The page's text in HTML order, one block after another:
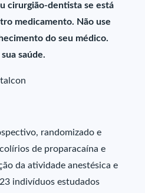
cirurgião-dentista se está
medicamento. Não use
do seu médico.
saúde.
randomizado e
de proparacaína e
da atividade anestésica e
indivíduos estudados